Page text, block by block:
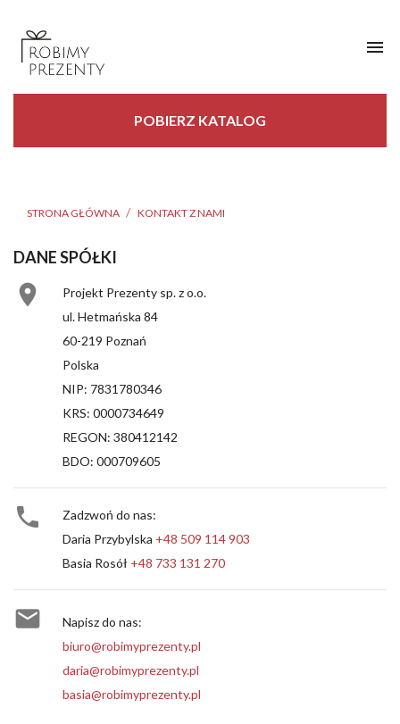

POBIERZ KATALOG
STRONA GŁÓWNA KONTAKT Z NAMI
DANE SPÓŁKI

Projekt Prezenty sp. z o.o.
ul. Hetmańska 84
60-219 Poznań
Polska
NIP: 7831780346
KRS: 0000734649
REGON: 380412142
BDO: 000709605

Zadzwoń do nas:
Daria Przybylska +48 509 114 903
Basia Rosół +48 733 131 270

Napisz do nas:
biuro@robimyprezenty.pl
daria@robimyprezenty.pl
basia@robimyprezenty.pl